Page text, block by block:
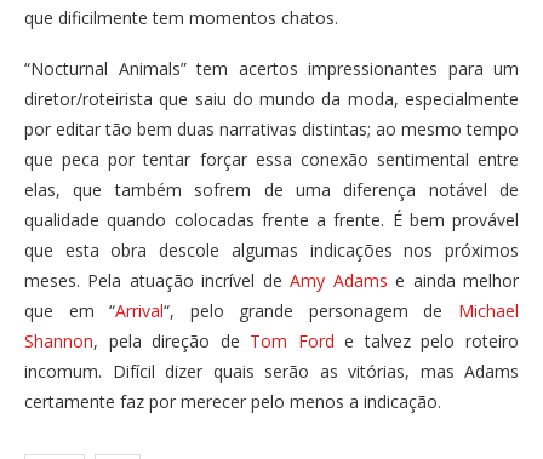
que dificilmente tem momentos chatos.
“Nocturnal Animals” tem acertos impressionantes para um
diretor/roteirista que saiu do mundo da moda, especialmente
por editar tão bem duas narrativas distintas; ao mesmo tempo
que peca por tentar forçar essa conexão sentimental entre
elas, que também sofrem de uma diferença notável de
qualidade quando colocadas frente a frente. É bem provável
que esta obra descole algumas indicações nos próximos
meses. Pela atuação incrível deAmy Adams e ainda melhor
que em “Arrival“, pelo grande personagem de Michael
Shannon, pela direção de Tom Ford e talvez pelo roteiro
incomum. Difícil dizer quais serão as vitórias, mas Adams
certamente faz por merecer pelo menos a indicação.